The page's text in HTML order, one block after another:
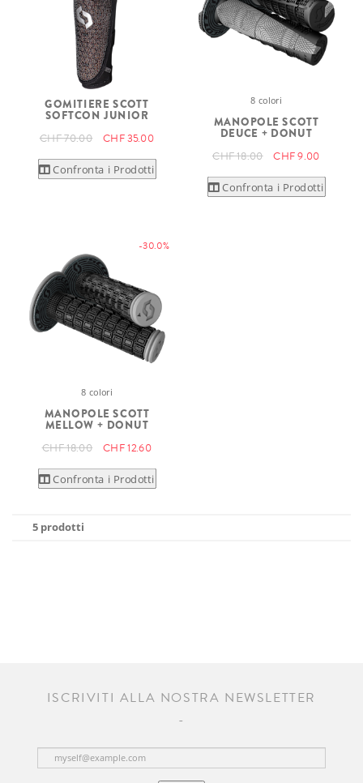
GOMITIERE SCOTT
SOFTCON JUNIOR
CHF 70.00 CHF 35.00
Confronta i Prodotti
8 colori
MANOPOLE SCOTT
DEUCE + DONUT
CHF 18.00 CHF 9.00
Confronta i Prodotti
-30.0%
8 colori
MANOPOLE SCOTT
MELLOW + DONUT
CHF 18.00 CHF 12.60
Confronta i Prodotti
5 prodotti
ISCRIVITI ALLA NOSTRA NEWSLETTER